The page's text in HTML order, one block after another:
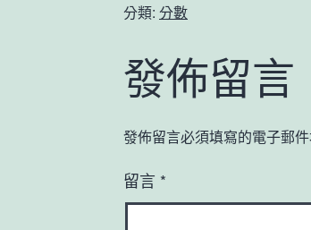
分類: 分數
發佈留言
發佈留言必須填寫的電子郵
留言 *